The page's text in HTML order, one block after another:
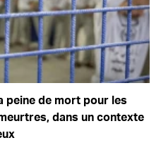
peine de mort pour les
dans un contexte